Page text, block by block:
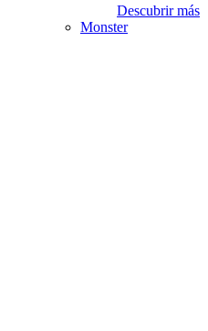
Descubrir más
Monster